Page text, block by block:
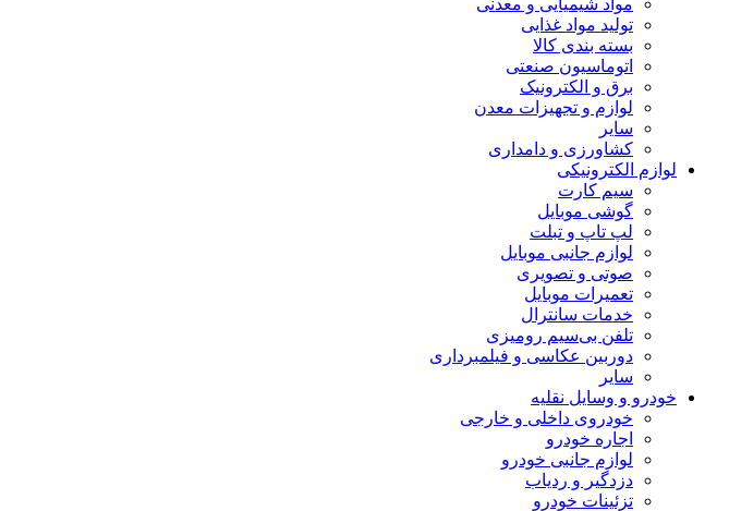
مواد شیمیایی و معدنی
تولید مواد غذایی
بسته بندی کالا
اتوماسیون صنعتی
برق و الکترونیک
لوازم و تجهیزات معدن
سایر
کشاورزی و دامداری
لوازم الکترونیکی
سیم کارت
گوشی موبایل
لپ تاپ و تبلت
لوازم جانبی موبایل
صوتی و تصویری
تعمیرات موبایل
خدمات سانترال
تلفن بی‌سیم رومیزی
دوربین عکاسی و فیلمبرداری
سایر
خودرو و وسایل نقلیه
خودروی داخلی و خارجی
اجاره خودرو
لوازم جانبی خودرو
دزدگیر و ردیاب
تزئینات خودرو